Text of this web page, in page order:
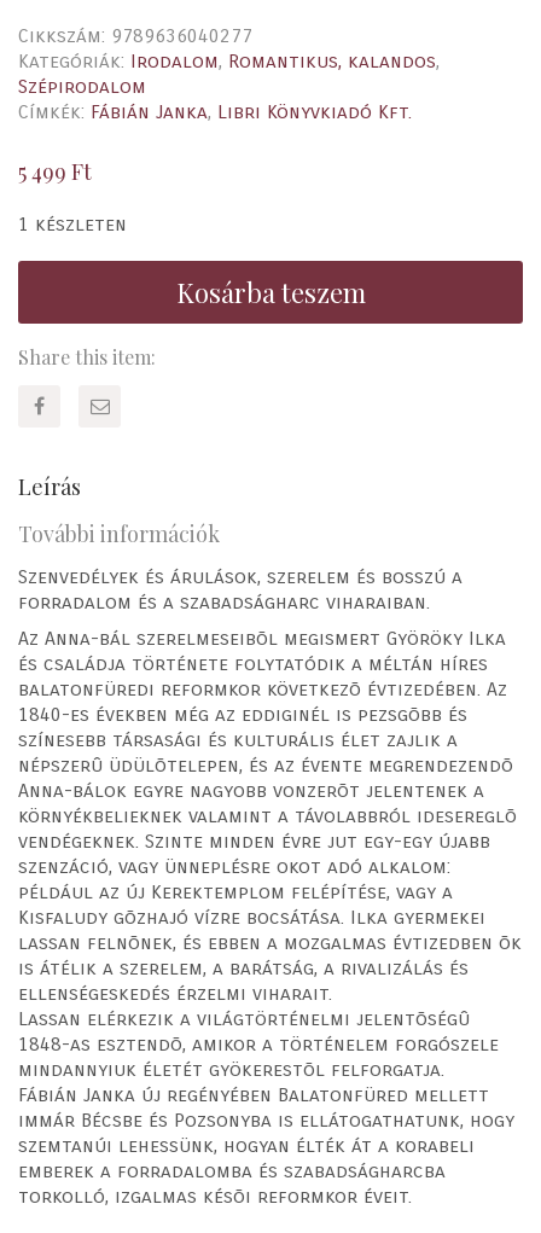
Cikkszám: 9789636040277
Kategóriák: Irodalom, Romantikus, kalandos,
Szépirodalom
Címkék: Fábián Janka, Libri Könyvkiadó Kft.
5 499 Ft
1 készleten
Kosárba teszem
Share this item:
Leírás
További információk
Szenvedélyek és árulások, szerelem és bosszú a
forradalom és a szabadságharc viharaiban.
Az Anna-bál szerelmeseibõl megismert Györöky Ilka
és családja története folytatódik a méltán híres
balatonfüredi reformkor következõ évtizedében. Az
1840-es években még az eddiginél is pezsgõbb és
színesebb társasági és kulturális élet zajlik a
népszerû üdülõtelepen, és az évente megrendezendõ
Anna-bálok egyre nagyobb vonzerõt jelentenek a
környékbelieknek valamint a távolabbról idesereglõ
vendégeknek. Szinte minden évre jut egy-egy újabb
szenzáció, vagy ünneplésre okot adó alkalom:
például az új Kerektemplom felépítése, vagy a
Kisfaludy gõzhajó vízre bocsátása. Ilka gyermekei
lassan felnõnek, és ebben a mozgalmas évtizedben õk
is átélik a szerelem, a barátság, a rivalizálás és
ellenségeskedés érzelmi viharait.
Lassan elérkezik a világtörténelmi jelentõségû
1848-as esztendõ, amikor a történelem forgószele
mindannyiuk életét gyökerestõl felforgatja.
Fábián Janka új regényében Balatonfüred mellett
immár Bécsbe és Pozsonyba is ellátogathatunk, hogy
szemtanúi lehessünk, hogyan élték át a korabeli
emberek a forradalomba és szabadságharcba
torkolló, izgalmas késõi reformkor éveit.